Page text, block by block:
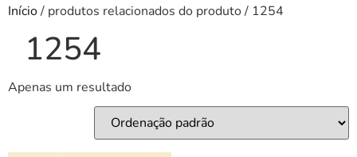
Início/ produtos relacionados do produto / 1254
1254
Apenas um resultado